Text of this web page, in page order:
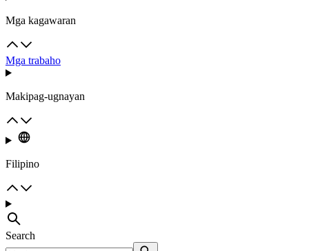
Mga kagawaran
Mga trabaho
Makipag-ugnayan
Filipino
Search